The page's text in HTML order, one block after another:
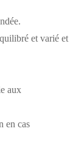
et varié et
aux
en cas